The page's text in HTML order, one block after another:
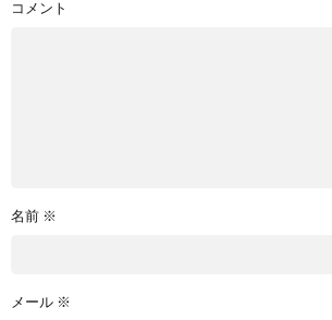
コメント
名前 ※
メール ※